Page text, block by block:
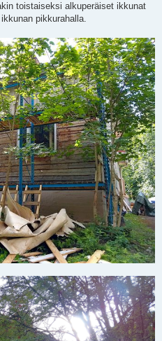
toistaiseksi alkuperäiset ikkunat
pikkurahalla.